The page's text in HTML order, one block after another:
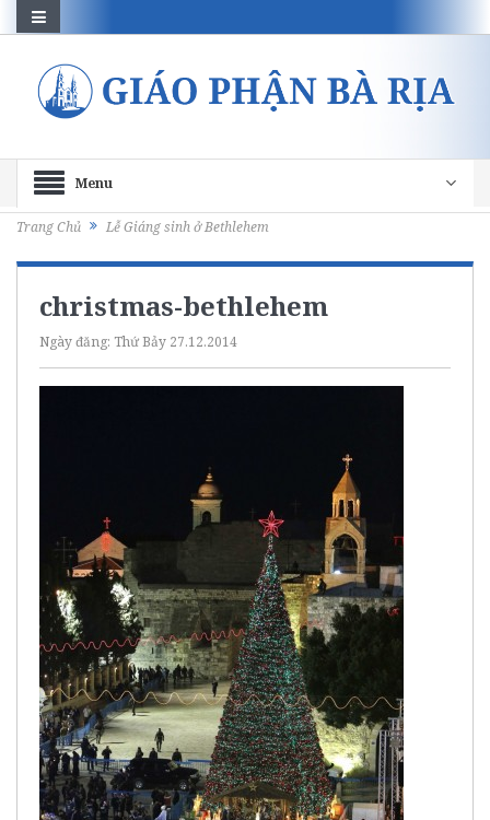
Menu
Trang Chủ Lễ Giáng sinh ở Bethlehem
christmas-bethlehem
Ngày đăng: Thứ Bảy 27.12.2014